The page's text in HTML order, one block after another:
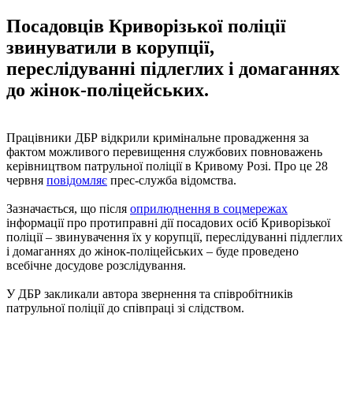
Посадовців Криворізької поліції
звинуватили в корупції,
переслідуванні підлеглих і домаганнях
до жінок-поліцейських.
Працівники ДБР відкрили кримінальне провадження за
фактом можливого перевищення службових повноважень
керівництвом патрульної поліції в Кривому Розі. Про це 28
червня повідомляє прес-служба відомства.
Зазначається, що після оприлюднення в соцмережах
інформації про протиправні дії посадових осіб Криворізької
поліції – звинувачення їх у корупції, переслідуванні підлеглих
і домаганнях до жінок-поліцейських – буде проведено
всебічне досудове розслідування.
У ДБР закликали автора звернення та співробітників
патрульної поліції до співпраці зі слідством.